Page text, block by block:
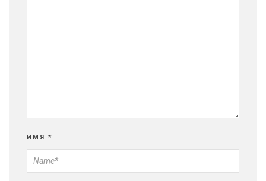
ИМЯ *